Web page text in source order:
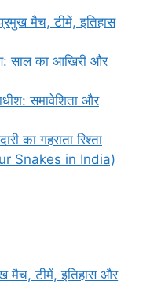
मैच, टीमें, इतिहास
साल का आखिरी और
समावेशिता और
का गहराता रिश्ता
Snakes in India)
मैच, टीमें, इतिहास और